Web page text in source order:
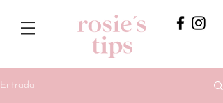
Entrada